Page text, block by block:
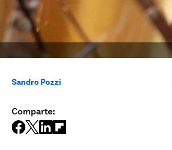
Sandro Pozzi
Comparte: